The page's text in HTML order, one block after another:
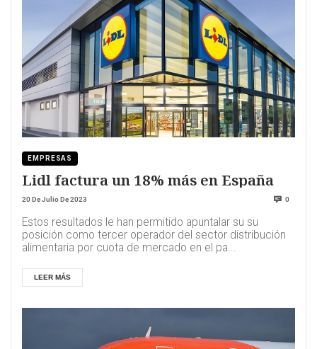
EMPRESAS
Lidl factura un 18% más en España
20 De Julio De 2023 0
Estos resultados le han permitido apuntalar su su
posición como tercer operador del sector distribución
alimentaria por cuota de mercado en el pa...
LEER MÁS